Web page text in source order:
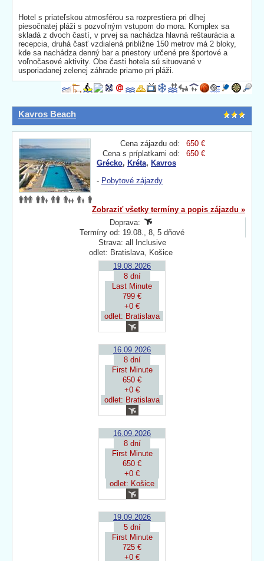
Hotel s priateľskou atmosférou sa rozprestiera pri dlhej
piesočnatej pláži s pozvoľným vstupom do mora. Komplex sa
skladá z dvoch častí, v prvej sa nachádza hlavná reštaurácia a
recepcia, druhá časť vzdialená približne 150 metrov má 2 bloky,
kde sa nachádza denný bar a priestory určené pre športové a
voľnočasové aktivity. Obe časti hotela sú situované v
usporiadanej zelenej záhrade priamo pri pláži.
Kavros Beach
Cena zájazdu od:
650 €
Cena s príplatkami od:
650 €
Grécko, Kréta, Kavros
- Pobytové zájazdy
Zobraziť všetky termíny a popis zájazdu »
Doprava:
Termíny od: 19.08., 8, 5 dňové
Strava: all Inclusive
odlet: Bratislava, Košice
19.08.2026
8 dní
Last Minute
799 €
+0 €
odlet: Bratislava
16.09.2026
8 dní
First Minute
650 €
+0 €
odlet: Bratislava
16.09.2026
8 dní
First Minute
650 €
+0 €
odlet: Košice
19.09.2026
5 dní
First Minute
725 €
+0 €